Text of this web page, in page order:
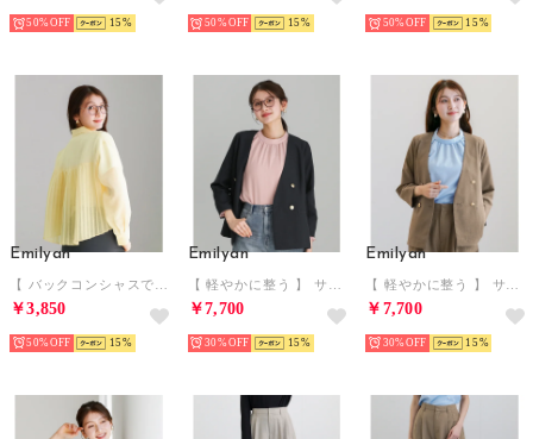
50% 15 50% 15 50% 15
Emilyan
￥3,850
50% 15
Emilyan
￥7,700
30% 15
Emilyan
￥7,700
30% 15